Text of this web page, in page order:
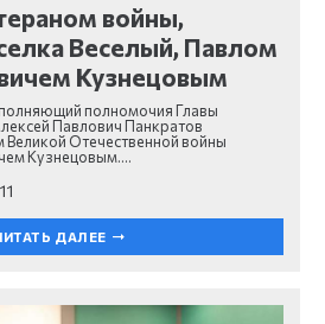
войны,
Веселый, Павлом
Кузнецовым
полномочия Главы
Павлович Панкратов
Великой Отечественной войны
Кузнецовым.…
ДАЛЕЕ